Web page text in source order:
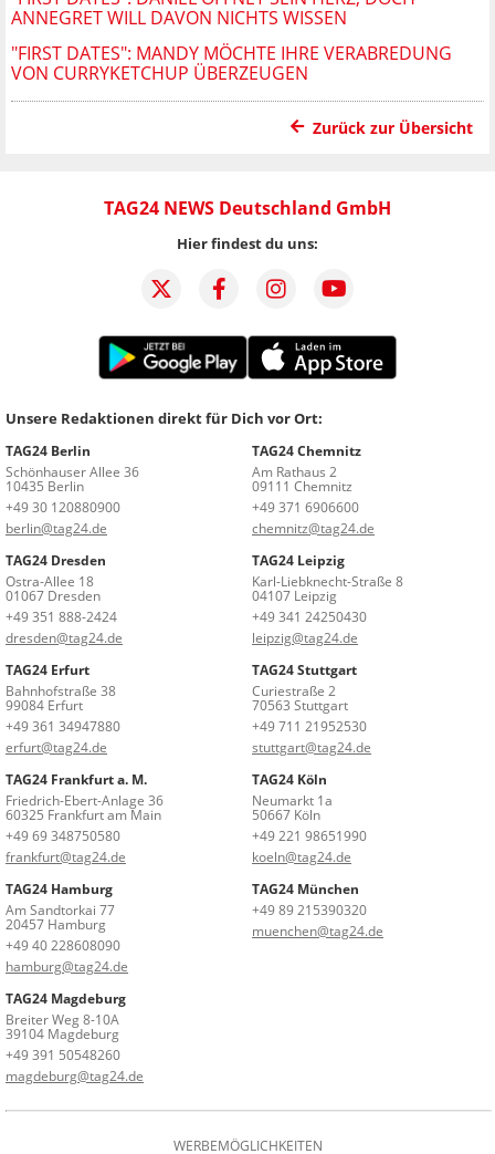
ANNEGRET WILL DAVON NICHTS WISSEN
"FIRST DATES": MANDY MÖCHTE IHRE VERABREDUNG
VON CURRYKETCHUP ÜBERZEUGEN
Zurück zur Übersicht
TAG24 NEWS Deutschland GmbH
Hier findest du uns:
Unsere Redaktionen direkt für Dich vor Ort:
TAG24 Berlin
Schönhauser Allee 36
10435 Berlin
+49 30 120880900
berlin@tag24.de
TAG24 Chemnitz
Am Rathaus 2
09111 Chemnitz
+49 371 6906600
chemnitz@tag24.de
TAG24 Dresden
Ostra-Allee 18
01067 Dresden
+49 351 888-2424
dresden@tag24.de
TAG24 Leipzig
Karl-Liebknecht-Straße 8
04107 Leipzig
+49 341 24250430
leipzig@tag24.de
TAG24 Erfurt
Bahnhofstraße 38
99084 Erfurt
+49 361 34947880
erfurt@tag24.de
TAG24 Stuttgart
Curiestraße 2
70563 Stuttgart
+49 711 21952530
stuttgart@tag24.de
TAG24 Frankfurt a. M.
Friedrich-Ebert-Anlage 36
60325 Frankfurt am Main
+49 69 348750580
frankfurt@tag24.de
TAG24 Köln
Neumarkt 1a
50667 Köln
+49 221 98651990
koeln@tag24.de
TAG24 Hamburg
Am Sandtorkai 77
20457 Hamburg
+49 40 228608090
hamburg@tag24.de
TAG24 München
+49 89 215390320
muenchen@tag24.de
TAG24 Magdeburg
Breiter Weg 8-10A
39104 Magdeburg
+49 391 50548260
magdeburg@tag24.de
WERBEMÖGLICHKEITEN